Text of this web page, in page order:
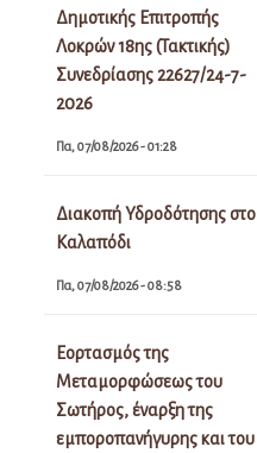
Δημοτικής Επιτροπής
Λοκρών 18ης (Τακτικής)
Συνεδρίασης 22627/24-7-
2026
Πα, 07/08/2026 - 01:28
Διακοπή Υδροδότησης στο
Καλαπόδι
Πα, 07/08/2026 - 08:58
Εορτασμός της
Μεταμορφώσεως του
Σωτήρος, έναρξη της
εμποροπανήγυρης και του